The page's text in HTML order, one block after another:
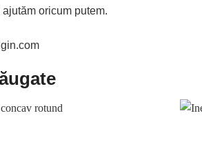
oricum putem.